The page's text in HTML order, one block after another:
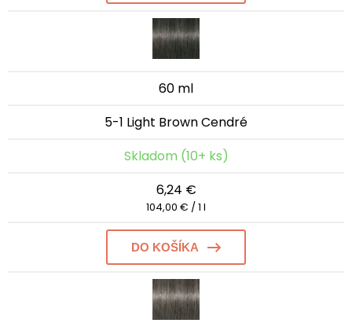
60 ml
5-1 Light Brown Cendré
Skladom (10+ ks)
6,24 €
104,00 € / 1 l
DO KOŠÍKA